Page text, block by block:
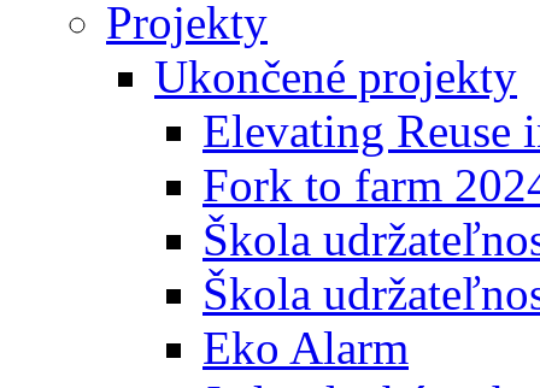
Projekty
Ukončené projekty
Elevating Reuse
Fork to farm
Škola
Škola
Eko Alarm